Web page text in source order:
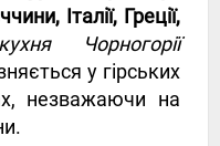
Італії, Греції,
кухня Чорногорії
у гірських
незважаючи на